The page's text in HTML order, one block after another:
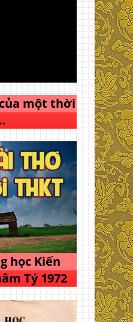
một thời
học Kiến
Tý 1972